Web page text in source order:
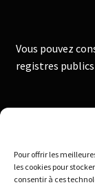
Pour offrir les
les cookies pour
consentir à ces
Vous pouvez
registres publics
Institut
Infogreffe :